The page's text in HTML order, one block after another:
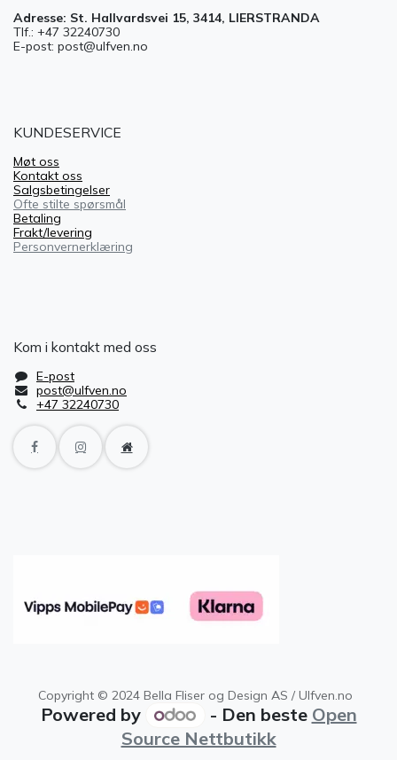
Adresse: St. Hallvardsvei 15, 3414, LIERSTRANDA
Tlf.: +47 32240730
E-post: post@ulfven.no
KUNDESERVICE
Møt oss
Kontakt oss
Salgsbetingelser
Ofte stilte spørsmål
Betaling
Frakt/levering
Personvernerklæring
Kom i kontakt med oss
E-post
post@ulfven.no
+47 32240730
Copyright © 2024 Bella Fliser og Design AS / Ulfven.no
Powered by - Den beste Open
Source Nettbutikk